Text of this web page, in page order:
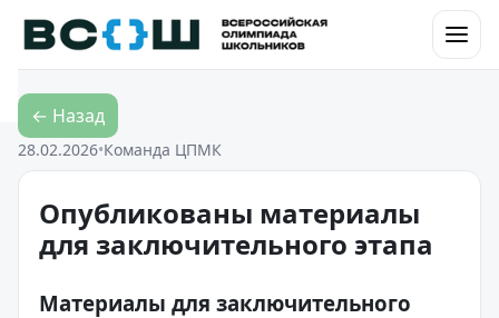
Перейти к контенту
← Назад
28.02.2026•Команда ЦПМК
Опубликованы материалы
для заключительного этапа
Материалы для заключительного